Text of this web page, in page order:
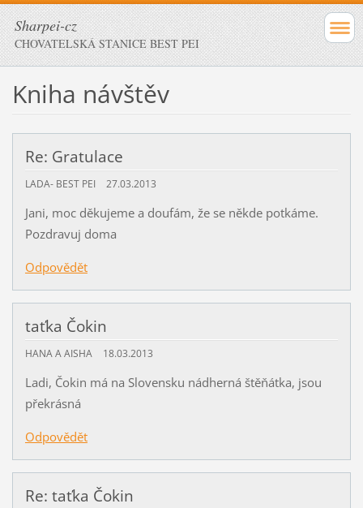
Sharpei-cz
CHOVATELSKÁ STANICE BEST PEI
Kniha návštěv
Re: Gratulace
LADA- BEST PEI 27.03.2013
Jani, moc děkujeme a doufám, že se někde potkáme.
Pozdravuj doma
Odpovědět
taťka Čokin
HANA A AISHA 18.03.2013
Ladi, Čokin má na Slovensku nádherná štěňátka, jsou
překrásná
Odpovědět
Re: taťka Čokin